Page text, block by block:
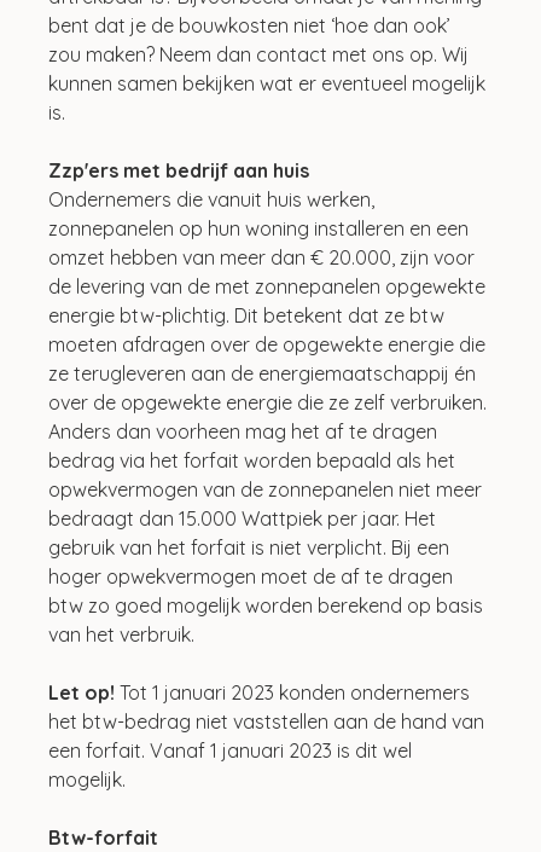
bent dat je de bouwkosten niet ‘hoe dan ook’
zou maken? Neem dan contact met ons op. Wij
kunnen samen bekijken wat er eventueel mogelijk
is.
Zzp'ers met bedrijf aan huis
Ondernemers die vanuit huis werken,
zonnepanelen op hun woning installeren en een
omzet hebben van meer dan € 20.000, zijn voor
de levering van de met zonnepanelen opgewekte
energie btw-plichtig. Dit betekent dat ze btw
moeten afdragen over de opgewekte energie die
ze terugleveren aan de energiemaatschappij én
over de opgewekte energie die ze zelf verbruiken.
Anders dan voorheen mag het af te dragen
bedrag via het forfait worden bepaald als het
opwekvermogen van de zonnepanelen niet meer
bedraagt dan 15.000 Wattpiek per jaar. Het
gebruik van het forfait is niet verplicht. Bij een
hoger opwekvermogen moet de af te dragen
btw zo goed mogelijk worden berekend op basis
van het verbruik.
Let op! Tot 1 januari 2023 konden ondernemers
het btw-bedrag niet vaststellen aan de hand van
een forfait. Vanaf 1 januari 2023 is dit wel
mogelijk.
Btw-forfait